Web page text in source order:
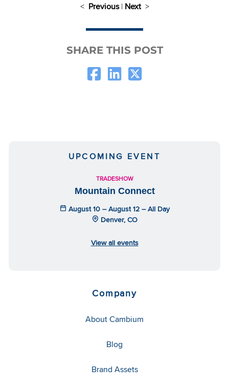
< Previous| Next>
SHARE THIS POST
UPCOMING EVENT
TRADESHOW
Mountain Connect
August 10 – August 12 – All Day
Denver, CO
View all events
Company
About Cambium
Blog
Brand Assets